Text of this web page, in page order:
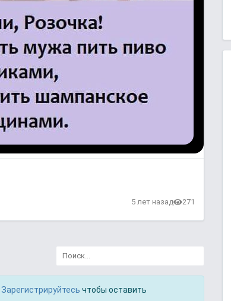
5 лет назад 271
Зарегистрируйтесь чтобы оставить